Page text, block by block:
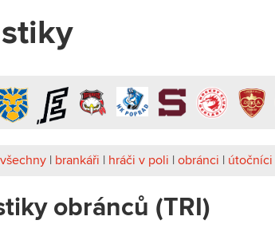
všechny | brankáři | hráči v poli | obránci | útočníci
obránců (TRI)